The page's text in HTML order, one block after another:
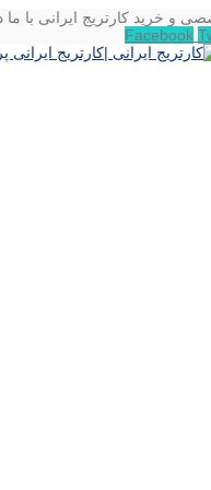
و خرید کارتریج ایرانی با ما
Facebook